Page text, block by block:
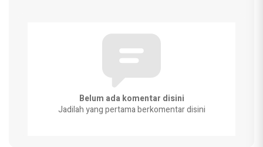
Belum ada komentar disini
Jadilah yang pertama berkomentar disini